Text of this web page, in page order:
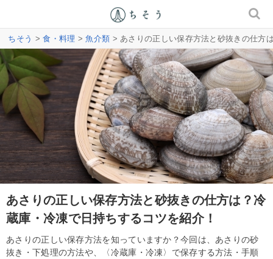
ちそう >食・料理 >魚介類 > あさりの正しい保存方法と砂抜きの仕方
あさりの正しい保存方法と砂抜きの仕方は？冷
蔵庫・冷凍で日持ちするコツを紹介！
あさりの正しい保存方法を知っていますか？今回は、あさりの砂
抜き・下処理の方法や、〈冷蔵庫・冷凍〉で保存する方法・手順